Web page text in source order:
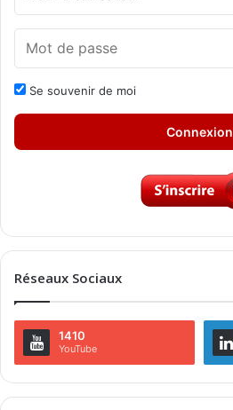
Se souvenir de moi
Connexion
Réseaux Sociaux
1410
YouTube